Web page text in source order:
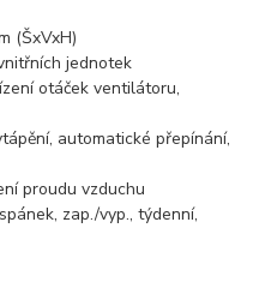
(ŠxVxH)
jednotek
otáček ventilátoru,
automatické přepínání,
proudu vzduchu
zap./vyp., týdenní,